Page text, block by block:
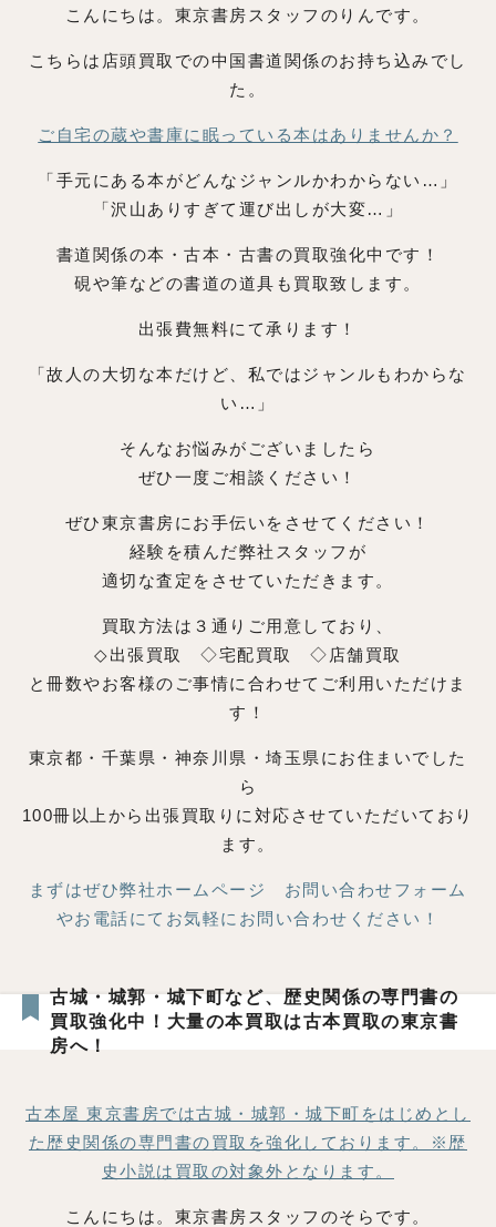
こんにちは。東京書房スタッフのりんです。
こちらは店頭買取での中国書道関係のお持ち込みでし
た。
ご自宅の蔵や書庫に眠っている本はありませんか？
「手元にある本がどんなジャンルかわからない…」
「沢山ありすぎて運び出しが大変…」
書道関係の本・古本・古書の買取強化中です！
硯や筆などの書道の道具も買取致します。
出張費無料にて承ります！
「故人の大切な本だけど、私ではジャンルもわからな
い…」
そんなお悩みがございましたら
ぜひ一度ご相談ください！
ぜひ東京書房にお手伝いをさせてください！
経験を積んだ弊社スタッフが
適切な査定をさせていただきます。
買取方法は３通りご用意しており、
◇出張買取 ◇宅配買取 ◇店舗買取
と冊数やお客様のご事情に合わせてご利用いただけま
す！
東京都・千葉県・神奈川県・埼玉県にお住まいでした
ら
100冊以上から出張買取りに対応させていただいており
ます。
まずはぜひ弊社ホームページ お問い合わせフォーム
やお電話にてお気軽にお問い合わせください！
古城・城郭・城下町など、歴史関係の専門書の
買取強化中！大量の本買取は古本買取の東京書
房へ！
古本屋 東京書房では古城・城郭・城下町をはじめとし
た歴史関係の専門書の買取を強化しております。※歴
史小説は買取の対象外となります。
こんにちは。東京書房スタッフのそらです。